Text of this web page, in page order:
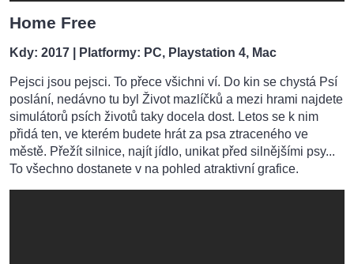
Home Free
Kdy: 2017 | Platformy: PC, Playstation 4, Mac
Pejsci jsou pejsci. To přece všichni ví. Do kin se chystá Psí
poslání, nedávno tu byl Život mazlíčků a mezi hrami najdete
simulátorů psích životů taky docela dost. Letos se k nim
přidá ten, ve kterém budete hrát za psa ztraceného ve
městě. Přežít silnice, najít jídlo, unikat před silnějšími psy...
To všechno dostanete v na pohled atraktivní grafice.